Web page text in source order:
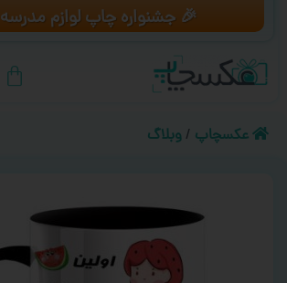
🎉 جشنواره چاپ لوازم مدرسه
عکسچاپ / وبلاگ